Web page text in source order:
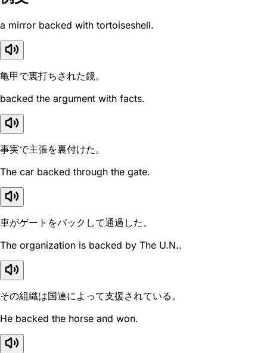
a mirror backed with tortoiseshell.
亀甲で裏打ちされた鏡。
backed the argument with facts.
事実で主張を裏付けた。
The car backed through the gate.
車がゲートをバックして通過した。
The organization is backed by The U.N..
その組織は国連によって支援されている。
He backed the horse and won.